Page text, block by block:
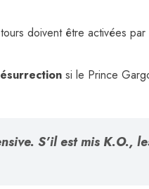
doivent être activées par
si le Prince
S’il est mis K.O.,